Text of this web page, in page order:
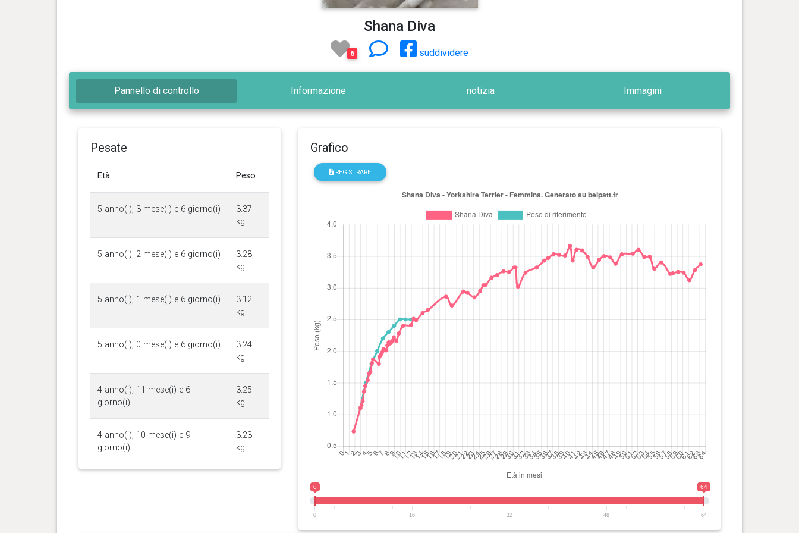
Shana Diva
6 suddividere
Pannello di controllo Informazione notizia Immagini
Pesate
Età Peso
5 anno(i), 3 mese(i) e 6 giorno(i)
3.37
kg
5 anno(i), 2 mese(i) e 6 giorno(i)
3.28
kg
5 anno(i), 1 mese(i) e 6 giorno(i)
3.12
kg
5 anno(i), 0 mese(i) e 6 giorno(i)
3.24
kg
4 anno(i), 11 mese(i) e 6
giorno(i)
3.25
kg
4 anno(i), 10 mese(i) e 9
giorno(i)
3.23
kg
Grafico
REGISTRARE
0 64
0 16 32 48 64